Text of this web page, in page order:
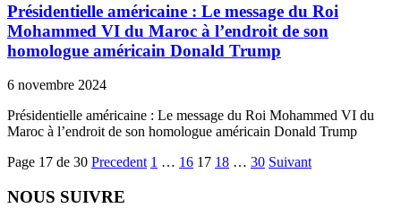
Présidentielle américaine : Le message du Roi
Mohammed VI du Maroc à l’endroit de son
homologue américain Donald Trump
6 novembre 2024
Présidentielle américaine : Le message du Roi Mohammed VI du
Maroc à l’endroit de son homologue américain Donald Trump
Page 17 de 30 Precedent 1 … 16 17 18 … 30 Suivant
NOUS SUIVRE